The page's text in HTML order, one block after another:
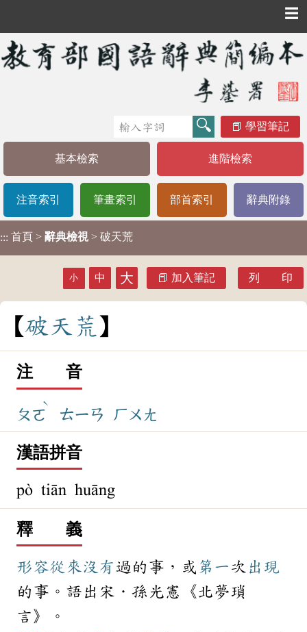
☰
學習筆記
基本檢索 進階檢索
注音索引 筆畫索引 部首索引 辭典附錄
::: 首頁 > 辭典檢視 > 破天荒
小 中 大 加入筆記 列 印
破 天 荒
注 音
ㄆㄛ
ˋ
ㄊㄧㄢ ㄏㄨㄤ
漢語拼音
pò tiān huāng
釋 義
形容從來沒有過的事，或 第一 次 出現
的事。語出宋．孫光憲《北夢瑣
言》。